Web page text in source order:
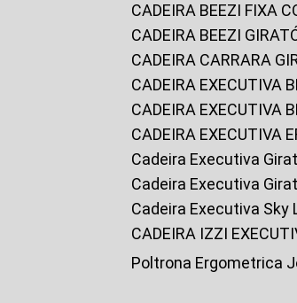
CADEIRA BEEZI FIXA
CADEIRA BEEZI
CADEIRA CARRARA
CADEIRA EXECUTIVA
CADEIRA EXECUTIVA
CADEIRA EXECUTIVA
Cadeira Executiva
Cadeira Executiva
Cadeira Executiva Sky
CADEIRA IZZI
Poltrona Ergometrica